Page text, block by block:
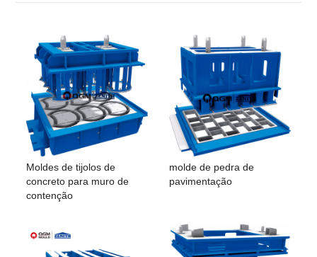
Moldes de tijolos de
concreto para muro de
contenção
molde de pedra de
pavimentação